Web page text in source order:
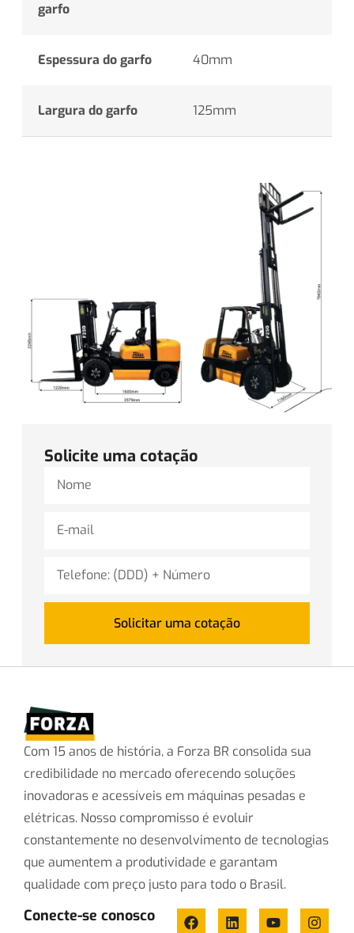
garfo
Espessura do garfo 40mm
Largura do garfo 125mm
Solicite uma cotação
Solicitar uma cotação
Com 15 anos de história, a Forza BR consolida sua
credibilidade no mercado oferecendo soluções
inovadoras e acessíveis em máquinas pesadas e
elétricas. Nosso compromisso é evoluir
constantemente no desenvolvimento de tecnologias
que aumentem a produtividade e garantam
qualidade com preço justo para todo o Brasil.
Conecte-se conosco